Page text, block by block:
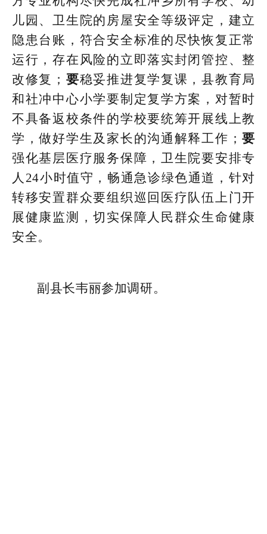
儿园、卫生院的房屋安全等级评定，建立
隐患台账，符合安全标准的尽快恢复正常
运行，存在风险的立即落实封闭管控、整
改修复； 要稳妥推进复学复课，县教育局
和社冲中心小学要制定复学方案，对暂时
不具备返校条件的学校要统筹开展线上教
学，做好学生及家长的沟通解释工作； 要
强化基层医疗服务保障，卫生院要安排专
人24小时值守，畅通急诊绿色通道，针对
转移安置群众要组织巡回医疗队伍上门开
展健康监测，切实保障人民群众生命健康
安全。
副县长韦丽参加调研。